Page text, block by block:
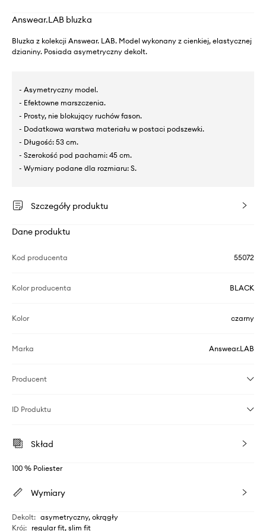
Answear.LAB bluzka
Bluzka z kolekcji Answear. LAB. Model wykonany z cienkiej, elastycznej
dzianiny. Posiada asymetryczny dekolt.
- Asymetryczny model.
- Efektowne marszczenia.
- Prosty, nie blokujący ruchów fason.
- Dodatkowa warstwa materiału w postaci podszewki.
- Długość: 53 cm.
- Szerokość pod pachami: 45 cm.
- Wymiary podane dla rozmiaru: S.
Szczegóły produktu
Dane produktu
Kod producenta 55072
Kolor producenta BLACK
Kolor czarny
Marka Answear.LAB
Producent
ID Produktu
Skład
100 % Poliester
Wymiary
Dekolt: asymetryczny, okrągły
Krój: regular fit, slim fit